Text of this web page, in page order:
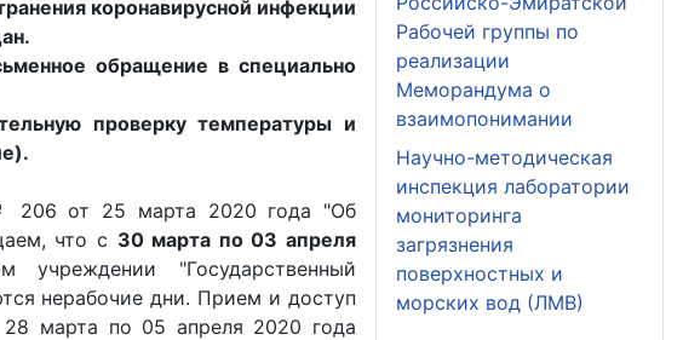
коронавирусной инфекции
обращение в специально
проверку температуры и
206 от 25 марта 2020 года "Об
что с 30 марта по 03 апреля
"Государственный
нерабочие дни. Прием и доступ
марта по 05 апреля 2020 года
Рабочей группы по
реализации
Меморандума о
взаимопонимании
Научно-методическая
инспекция лаборатории
мониторинга
загрязнения
поверхностных и
морских вод (ЛМВ)